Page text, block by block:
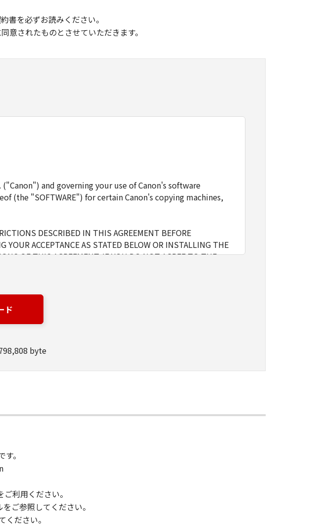
書を必ずお読みください。
意されたものとさせていただきます。
and governing your use of Canon's software
(the "SOFTWARE") for certain Canon's copying machines,
DESCRIBED IN THIS AGREEMENT BEFORE
ACCEPTANCE AS STATED BELOW OR INSTALLING THE
OF THIS AGREEMENT. IF YOU DO NOT AGREE TO THE
("use" as used herein shall include storing, loading,
the use with Products only on computers directly or via
Computer to use the SOFTWARE, provided that you
alter, translate or convert to another programming
the SOFTWARE and you shall not have any third party to
its licensors contained in the SOFTWARE, including any
ド
byte
。
利用ください。
ご参照してください。
ださい。